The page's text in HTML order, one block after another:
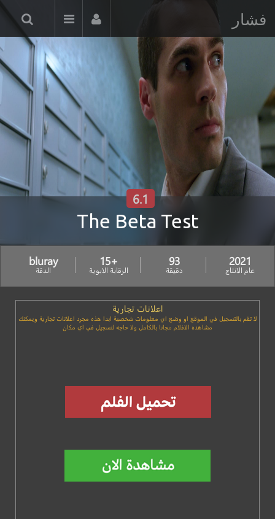
فشار
The Beta Test
6.1
2021
عام الانتاج
93
دقيقة
+15
الرقابة الابوية
bluray
الدقة
اعلانات تجارية
لا تقم بالتسجيل في الموقع او وضع اي معلومات شخصية ابدا هذه مجرد اعلانات تجارية ويمكنك
مشاهده الافلام مجانا بالكامل ولا حاجه لتسجيل في اي مكان